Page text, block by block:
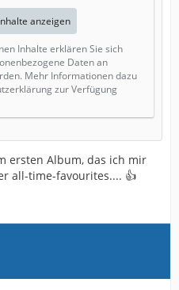
anzeigen
Inhalte erklären Sie sich
Daten an
Mehr Informationen dazu
zur Verfügung
ersten Album, das ich mir
all-time-favourites.... 👍